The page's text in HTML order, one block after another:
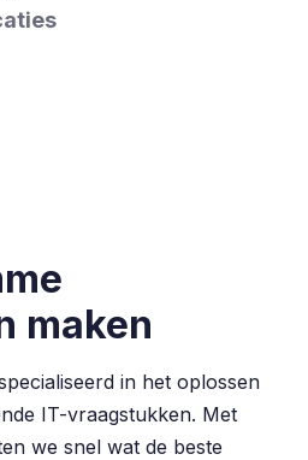
maken
in het oplossen
IT-vraagstukken. Met
we snel wat de beste